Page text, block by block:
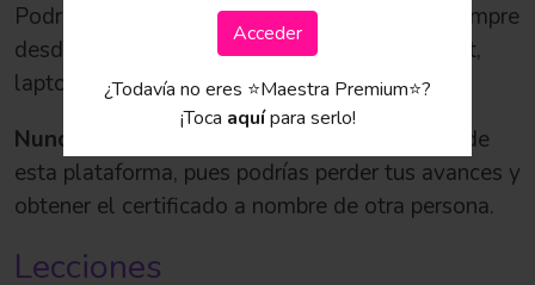
Acceder
¿Todavía no eres ⭐️Maestra Premium⭐️?
¡Toca aquípara serlo!
Podrás ver el taller cuantas veces quieras, siempre
desde nuestra plataforma, en tu celular, tablet,
laptop, computadora y en la TV de tu casa.
Nunca compartas tu usuario y contraseña
de
esta plataforma, pues podrías perder tus avances y
obtener el certificado a nombre de otra persona.
Lecciones